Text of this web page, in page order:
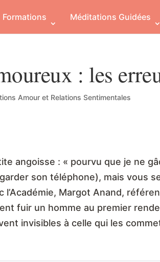
Formations Méditations Guidées
: les
Amour et Relations Sentimentales
angoisse : « pourvu que je ne
son téléphone), mais vous
Margot Anand,
fuir un homme au premier
invisibles à celle qui les